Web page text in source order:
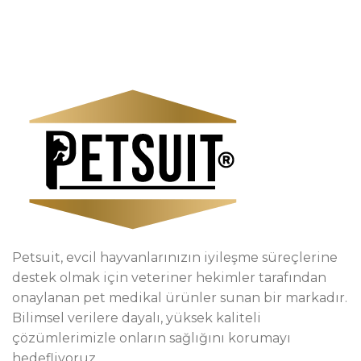
Petsuit, evcil hayvanlarınızın iyileşme süreçlerine
destek olmak için veteriner hekimler tarafından
onaylanan pet medikal ürünler sunan bir markadır.
Bilimsel verilere dayalı, yüksek kaliteli
çözümlerimizle onların sağlığını korumayı